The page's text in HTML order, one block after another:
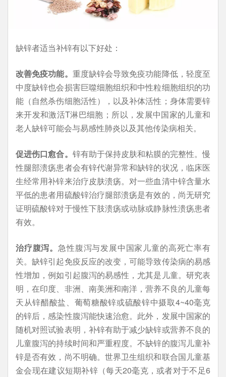
缺锌者适当补锌有以下好处：
改善免疫功能。 重度缺锌会导致免疫功能降低，轻度至
中度缺锌也会损害巨噬细胞组织和中性粒细胞组织的功
能（自然杀伤细胞活性），以及补体活性；身体需要锌
来开发和激活T淋巴细胞；所以，发展中国家的儿童和
老人缺锌可能会与易感性肺炎以及其他传染病相关。
促进伤口愈合。 锌有助于保持皮肤和粘膜的完整性。慢
性腿部溃疡患者会有锌代谢异常和缺锌的状况，临床医
生经常用补锌来治疗皮肤溃疡。对一些血清中锌含量水
平低的患者用硫酸锌治疗腿部溃疡是有效的，尚无研究
证明硫酸锌对于慢性下肢溃疡或动脉或静脉性溃疡患者
有效。
治疗腹泻。急性腹泻与发展中国家儿童的高死亡率有
关。缺锌引起免疫反应的改变，可能导致传染病的易感
性增加，例如引起腹泻的易感性，尤其是儿童。研究表
明，在印度、非洲、南美洲和南洋，营养不良的儿童每
天从锌醋酸盐、葡萄糖酸锌或硫酸锌中摄取4~40毫克
的锌后，感染性腹泻能快速治愈。此外，发展中国家的
随机对照试验表明，补锌有助于减少缺锌或营养不良的
儿童腹泻的持续时间和严重程度。不缺锌的腹泻儿童补
锌是否有效，尚不明确。世界卫生组织和联合国儿童基
金会现在建议短期补锌（每天20毫克，或者对于不足6